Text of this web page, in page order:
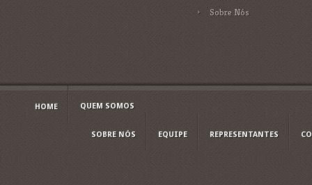
Sobre Nós
HOME QUEM SOMOS
SOBRE NÓS EQUIPE REPRESENTANTES